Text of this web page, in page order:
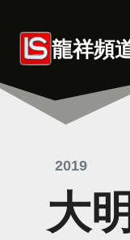
content 龍祥頻
2019
大